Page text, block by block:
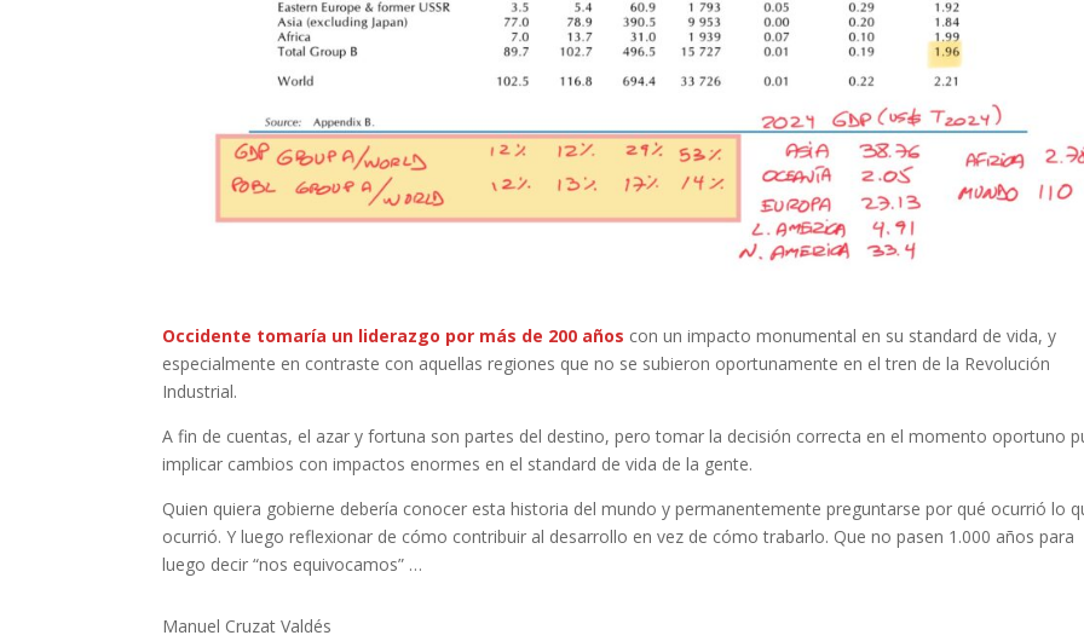
Occidente tomaría un liderazgo por más de 200 años con un impacto monumental en su standard de vida, y
especialmente en contraste con aquellas regiones que no se subieron oportunamente en el tren de la Revolución
Industrial.
A fin de cuentas, el azar y fortuna son partes del destino, pero tomar la decisión correcta en el momento oportuno
implicar cambios con impactos enormes en el standard de vida de la gente.
Quien quiera gobierne debería conocer esta historia del mundo y permanentemente preguntarse por qué ocurrió lo
ocurrió. Y luego reflexionar de cómo contribuir al desarrollo en vez de cómo trabarlo. Que no pasen 1.000 años para
luego decir “nos equivocamos” …
Manuel Cruzat Valdés